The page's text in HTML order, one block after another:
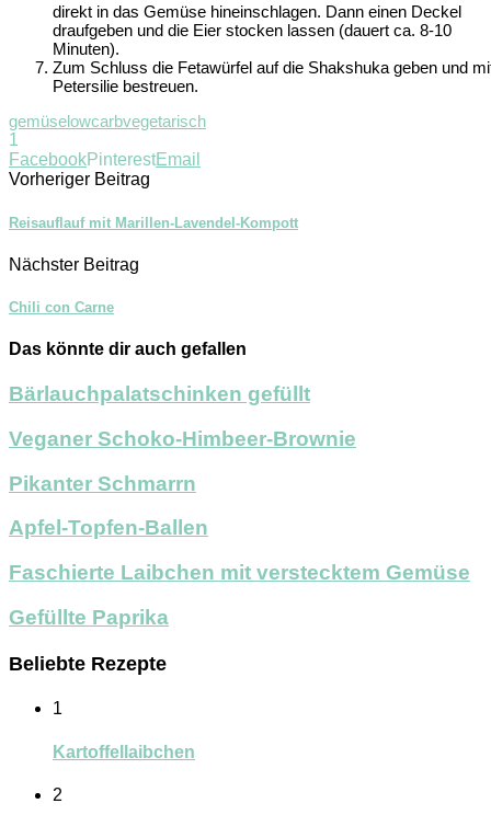
direkt in das Gemüse hineinschlagen. Dann einen Deckel
draufgeben und die Eier stocken lassen (dauert ca. 8-10
Minuten).
Zum Schluss die Fetawürfel auf die Shakshuka geben und
Petersilie bestreuen.
gemüselowcarbvegetarisch
1
FacebookPinterestEmail
Vorheriger Beitrag
Reisauflauf mit Marillen-Lavendel-Kompott
Nächster Beitrag
Chili con Carne
Das könnte dir auch gefallen
Bärlauchpalatschinken gefüllt
Veganer Schoko-Himbeer-Brownie
Pikanter Schmarrn
Apfel-Topfen-Ballen
Faschierte Laibchen mit verstecktem Gemüse
Gefüllte Paprika
Beliebte Rezepte
1
Kartoffellaibchen
2